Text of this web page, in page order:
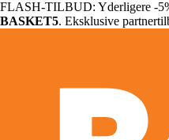
FLASH-TILBUD: Yderligere -
BASKET5. Eksklusive